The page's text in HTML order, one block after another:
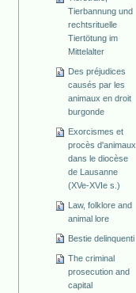
Tierbannung und
rechtsrituelle
Tiertötung im
Mittelalter
Des préjudices
causés par les
animaux en droit
burgonde
Exorcismes et
procès d'animaux
dans le diocèse
de Lausanne
(XVe-XVIe s.)
Law, folklore and
animal lore
Bestie delinquenti
The criminal
prosecution and
capital